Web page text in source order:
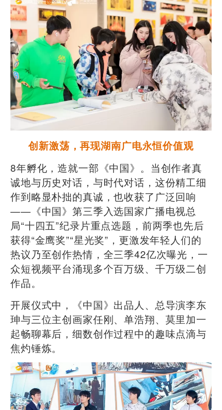
创新激荡，再现湖南广电永恒价值观
8年孵化，造就一部《中国》。当创作者真
诚地与历史对话，与时代对话，这份精工细
作到略显朴拙的真诚，也收获了广泛回响
——《中国》第三季入选国家广播电视总
局“十四五”纪录片重点选题，前两季也先后
获得“金鹰奖”“星光奖”，更激发年轻人们的
热议乃至创作热情，全三季42亿次曝光，一
众短视频平台涌现多个百万级、千万级二创
作品。
开展仪式中，《中国》出品人、总导演李东
珅与三位主创画家任刚、单浩翔、莫里加一
起畅聊幕后，细数创作过程中的趣味点滴与
焦灼锤炼。